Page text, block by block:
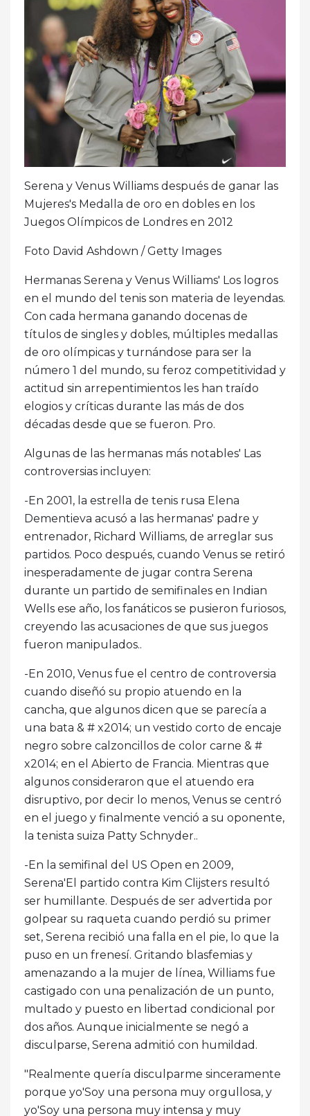
Serena y Venus Williams después de ganar las
Mujeres's Medalla de oro en dobles en los
Juegos Olímpicos de Londres en 2012
Foto David Ashdown / Getty Images
Hermanas Serena y Venus Williams' Los logros
en el mundo del tenis son materia de leyendas.
Con cada hermana ganando docenas de
títulos de singles y dobles, múltiples medallas
de oro olímpicas y turnándose para ser la
número 1 del mundo, su feroz competitividad y
actitud sin arrepentimientos les han traído
elogios y críticas durante las más de dos
décadas desde que se fueron. Pro.
Algunas de las hermanas más notables' Las
controversias incluyen:
-En 2001, la estrella de tenis rusa Elena
Dementieva acusó a las hermanas' padre y
entrenador, Richard Williams, de arreglar sus
partidos. Poco después, cuando Venus se retiró
inesperadamente de jugar contra Serena
durante un partido de semifinales en Indian
Wells ese año, los fanáticos se pusieron furiosos,
creyendo las acusaciones de que sus juegos
fueron manipulados..
-En 2010, Venus fue el centro de controversia
cuando diseñó su propio atuendo en la
cancha, que algunos dicen que se parecía a
una bata & # x2014; un vestido corto de encaje
negro sobre calzoncillos de color carne & #
x2014; en el Abierto de Francia. Mientras que
algunos consideraron que el atuendo era
disruptivo, por decir lo menos, Venus se centró
en el juego y finalmente venció a su oponente,
la tenista suiza Patty Schnyder..
-En la semifinal del US Open en 2009,
Serena'El partido contra Kim Clijsters resultó
ser humillante. Después de ser advertida por
golpear su raqueta cuando perdió su primer
set, Serena recibió una falla en el pie, lo que la
puso en un frenesí. Gritando blasfemias y
amenazando a la mujer de línea, Williams fue
castigado con una penalización de un punto,
multado y puesto en libertad condicional por
dos años. Aunque inicialmente se negó a
disculparse, Serena admitió con humildad.
"Realmente quería disculparme sinceramente
porque yo'Soy una persona muy orgullosa, y
yo'Soy una persona muy intensa y muy